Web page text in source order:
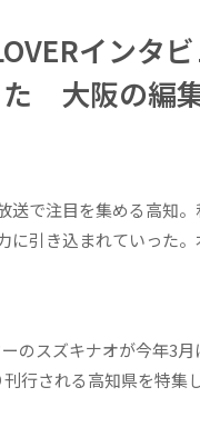
エンタメ
スポーツ
イン
大阪の編
で注目を集める高知
に引き込まれていった
のスズキナオが今年3
行される高知県を特集